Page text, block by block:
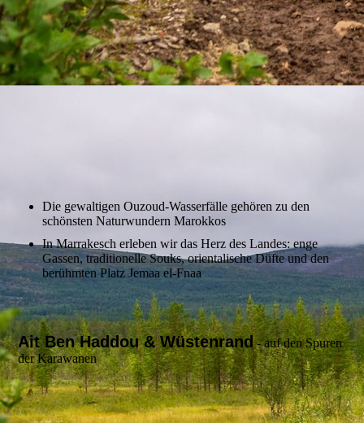
Die gewaltigen Ouzoud-Wasserfälle gehören zu den
schönsten Naturwundern Marokkos
In Marrakesch erleben wir das Herz des Landes: enge
Gassen, traditionelle Souks, orientalische Düfte und den
berühmten Platz Jemaa el-Fnaa
Ait Ben Haddou & Wüstenrand- auf den Spuren
der Karawanen